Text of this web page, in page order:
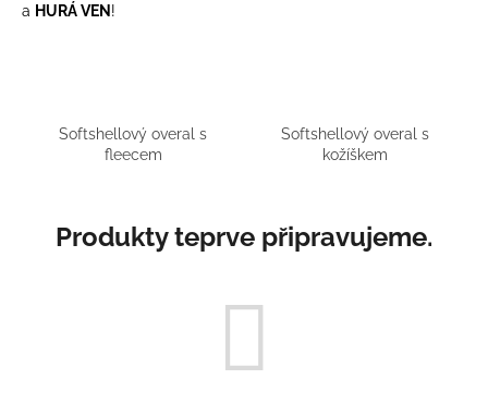
a HURÁVEN !
Softshellový overal s
fleecem
Softshellový overal s
kožíškem
Produkty teprve připravujeme.